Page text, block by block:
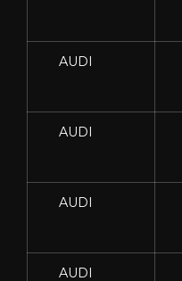
AUDI
AUDI
AUDI
AUDI